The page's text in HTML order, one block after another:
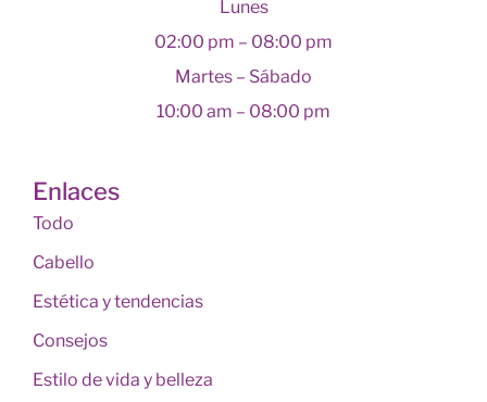
Lunes
02:00 pm – 08:00 pm
Martes – Sábado
10:00 am – 08:00 pm
Enlaces
Todo
Cabello
Estética y tendencias
Consejos
Estilo de vida y belleza